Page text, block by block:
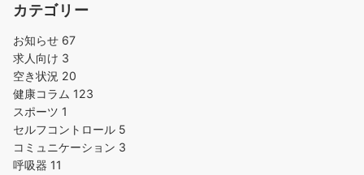
カテゴリー
お知らせ 67
求人向け 3
空き状況 20
健康コラム 123
スポーツ 1
セルフコントロール 5
コミュニケーション 3
呼吸器 11